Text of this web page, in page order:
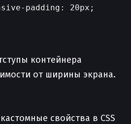
padding: 20px;
контейнера
от ширины экрана.
свойства в CSS